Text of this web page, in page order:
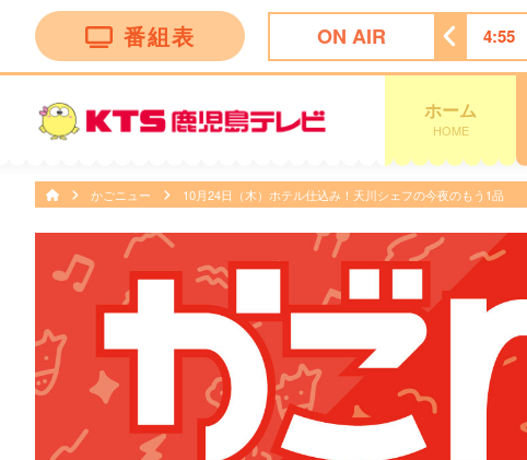
番組表 ON AIR
3:55 テレビショッピング テレビショッピング 4:55
ホーム
HOME
かごニュー 10月24日（木）ホテル仕込み！天川シェフの今夜のもう1品